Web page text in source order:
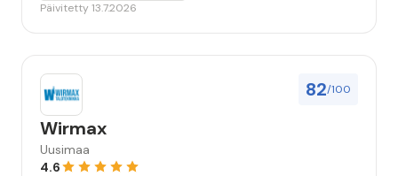
Päivitetty 13.7.2026
82/100
Wirmax
Uusimaa
4.6